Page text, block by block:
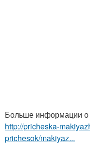
Больше информации о
http://pricheska-
prichesok/makiyaz...